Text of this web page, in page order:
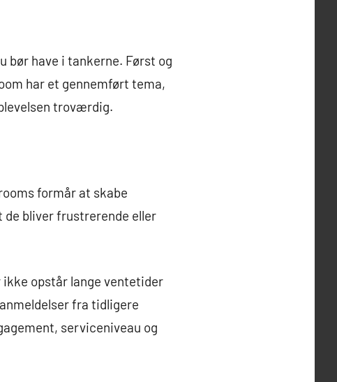
bør have i tankerne. Først og
har et gennemført tema,
troværdig.
formår at skabe
bliver frustrerende eller
opstår lange ventetider
fra tidligere
serviceniveau og